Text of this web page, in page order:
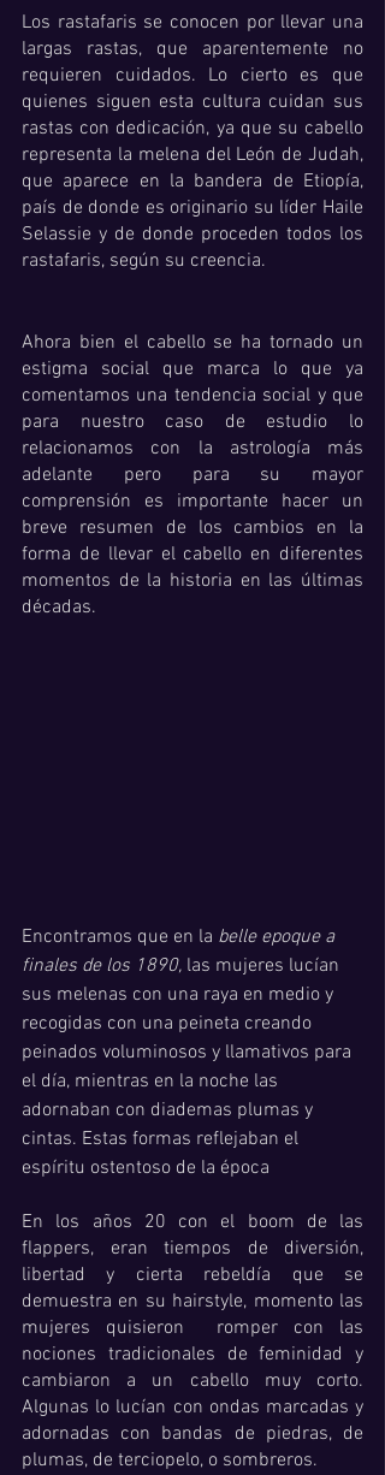
Los rastafaris se conocen por llevar una
largas rastas, que aparentemente no
requieren cuidados. Lo cierto es que
quienes siguen esta cultura cuidan sus
rastas con dedicación, ya que su cabello
representa la melena del León de Judah,
que aparece en la bandera de Etiopía,
país de donde es originario su líder Haile
Selassie y de donde proceden todos los
rastafaris, según su creencia.
Ahora bien el cabello se ha tornado un
estigma social que marca lo que ya
comentamos una tendencia social y que
para nuestro caso de estudio lo
relacionamos con la astrología más
adelante pero para su mayor
comprensión es importante hacer un
breve resumen de los cambios en la
forma de llevar el cabello en diferentes
momentos de la historia en las últimas
décadas.
Encontramos que en la belle epoque a
finales de los 1890, las mujeres lucían
sus melenas con una raya en medio y
recogidas con una peineta creando
peinados voluminosos y llamativos para
el día, mientras en la noche las
adornaban con diademas plumas y
cintas. Estas formas reflejaban el
espíritu ostentoso de la época
En los años 20 con el boom de las
flappers, eran tiempos de diversión,
libertad y cierta rebeldía que se
demuestra en su hairstyle, momento las
mujeres quisieron  romper con las
nociones tradicionales de feminidad y
cambiaron a un cabello muy corto.
Algunas lo lucían con ondas marcadas y
adornadas con bandas de piedras, de
plumas, de terciopelo, o sombreros.